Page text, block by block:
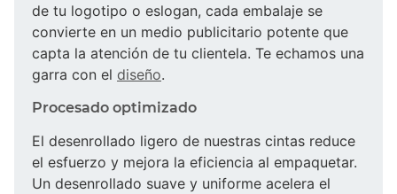
de tu logotipo o eslogan, cada embalaje se
convierte en un medio publicitario potente que
capta la atención de tu clientela. Te echamos una
garra con el diseño.
Procesado optimizado
El desenrollado ligero de nuestras cintas reduce
el esfuerzo y mejora la eficiencia al empaquetar.
Un desenrollado suave y uniforme acelera el